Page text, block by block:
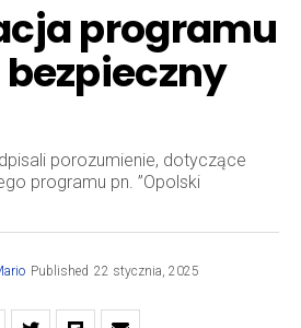
programu
porozumienie, dotyczące
programu pn. ”Opolski
Published 22 stycznia, 2025